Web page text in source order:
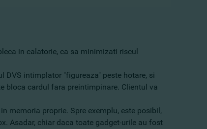
in calatorie, ca sa minimizati riscul
DVS intimplator "figureaza" peste hotare, si
bloca cardul fara preintimpinare. Clientul va
memoria proprie. Spre exemplu, este posibil,
Asadar, chiar daca toate gadget-urile au fost